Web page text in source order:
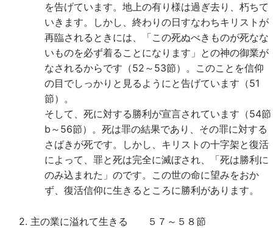
を告げています。地上の有り様は過ぎ去り、朽ちて
いきます。しかし、終わりの日すなわちキリストが
再臨されるときには、「この死ぬべきものが死なな
いものを必ず着ることになります」との神の御業が
なされるからです（52～53節）。このことを信仰
の目でしっかりと見るようにと告げています（51
節）。
そして、死に対する勝利が宣言されています（54節
b～56節）。死は罪の結果であり、その罪に対する
さばきが死です。しかし、キリストの十字架と復活
によって、罪と死は完全に滅ぼされ、「死は勝利に
のみ込まれた」のです。この世の命に望みをおか
ず、復活信仰に生きるところに勝利があります。
2. 主の業に溢れて生きる ５７～５８節